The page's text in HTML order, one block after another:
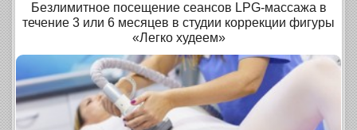
Безлимитное посещение сеансов LPG-массажа в
течение 3 или 6 месяцев в студии коррекции фигуры
«Легко худеем»